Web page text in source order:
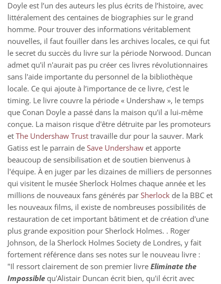
Doyle est l’un des auteurs les plus écrits de l’histoire, avec
littéralement des centaines de biographies sur le grand
homme. Pour trouver des informations véritablement
nouvelles, il faut fouiller dans les archives locales, ce qui fut
le secret du succès du livre sur la période Norwood. Duncan
admet qu'il n'aurait pas pu créer ces livres révolutionnaires
sans l'aide importante du personnel de la bibliothèque
locale. Ce qui ajoute à l’importance de ce livre, c’est le
timing. Le livre couvre la période « Undershaw », le temps
que Conan Doyle a passé dans la maison qu'il a lui-même
conçue. La maison risque d'être détruite par les promoteurs
et The Undershaw Trust travaille dur pour la sauver. Mark
Gatiss est le parrain de Save Undershaw et apporte
beaucoup de sensibilisation et de soutien bienvenus à
l'équipe. À en juger par les dizaines de milliers de personnes
qui visitent le musée Sherlock Holmes chaque année et les
millions de nouveaux fans générés par Sherlock de la BBC et
les nouveaux films, il existe de nombreuses possibilités de
restauration de cet important bâtiment et de création d'une
plus grande exposition pour Sherlock Holmes. . Roger
Johnson, de la Sherlock Holmes Society de Londres, y fait
fortement référence dans ses notes sur le nouveau livre :
"Il ressort clairement de son premier livre Eliminate the
Impossible qu'Alistair Duncan écrit bien, qu'il écrit avec